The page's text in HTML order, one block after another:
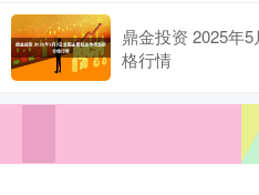
鼎金投资 2025年
格行情